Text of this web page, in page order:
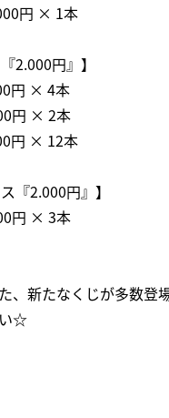
円 × 1本
2.000円』】
円 × 4本
円 × 2本
円 × 12本
『2.000円』】
円 × 3本
、新たなくじが多数登
☆